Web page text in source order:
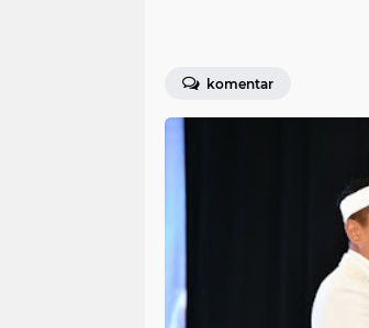
komentar